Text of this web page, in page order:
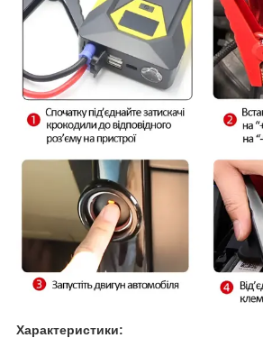
Характеристики: